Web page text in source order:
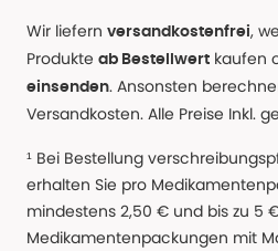
Wir liefern versandkostenfrei,
Produkte ab Bestellwert kaufen
einsenden. Ansonsten
Versandkosten. Alle Preise Inkl.
¹ Bei Bestellung
erhalten Sie pro
mindestens 2,50 € und bis zu 5
Medikamentenpackungen mit